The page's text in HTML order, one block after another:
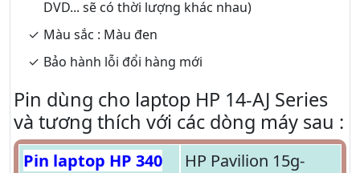
DVD... sẽ có thời lượng khác nhau)
Màu sắc : Màu đen
Bảo hành lỗi đổi hàng mới
Pin dùng cho laptop HP 14-AJ Series
và tương thích với các dòng máy sau :
Pin laptop HP 340
HP Pavilion 15g-